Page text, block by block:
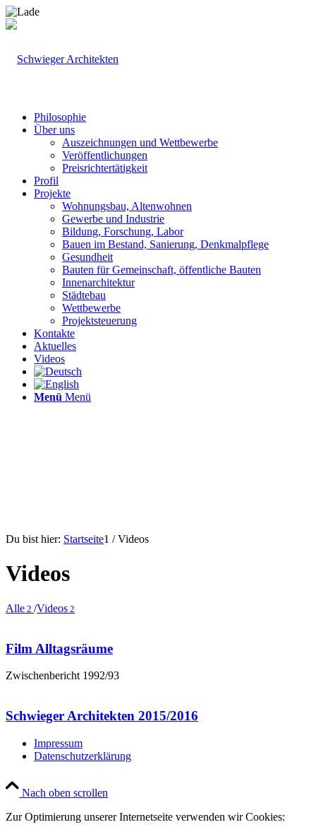
Philosophie
Über uns
Auszeichnungen und Wettbewerbe
Veröffentlichungen
Preisrichtertätigkeit
Profil
Projekte
Wohnungsbau, Altenwohnen
Gewerbe und Industrie
Bildung, Forschung, Labor
Bauen im Bestand, Sanierung, Denkmalpflege
Gesundheit
Bauten für Gemeinschaft, öffentliche Bauten
Innenarchitektur
Städtebau
Wettbewerbe
Projektsteuerung
Kontakte
Aktuelles
Videos
Menü Menü
Du bist hier: Startseite1 / Videos
Videos
Alle 2 /Videos 2
Film Alltagsräume
Zwischenbericht 1992/93
Schwieger Architekten 2015/2016
Impressum
Datenschutzerklärung
Nach oben scrollen
Zur Optimierung unserer Internetseite verwenden wir Cookies: